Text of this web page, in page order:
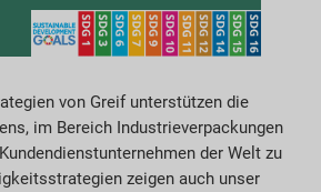
von Greif unterstützen die
im Bereich Industrieverpackungen
der Welt zu
zeigen auch unser